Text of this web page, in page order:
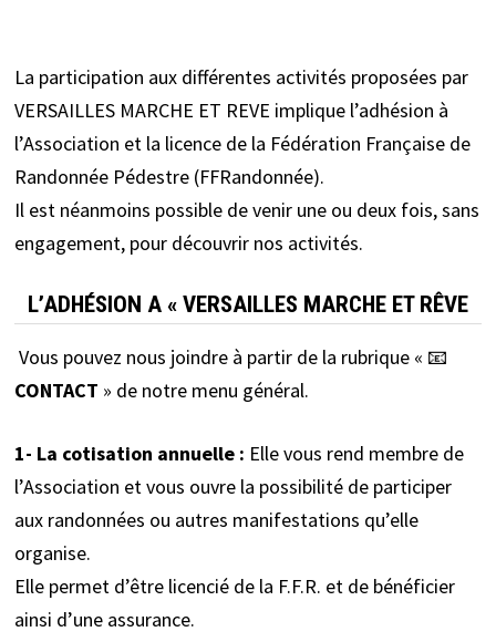
La participation aux différentes activités proposées par
VERSAILLES MARCHE ET REVE implique l’adhésion à
l’Association et la licence de la Fédération Française de
Randonnée Pédestre (FFRandonnée).
Il est néanmoins possible de venir une ou deux fois, sans
engagement, pour découvrir nos activités.
L’ADHÉSION A « VERSAILLES MARCHE ET RÊVE
Vous pouvez nous joindre à partir de la rubrique « 📧
CONTACT » de notre menu général.
1- La cotisation annuelle : Elle vous rend membre de
l’Association et vous ouvre la possibilité de participer
aux randonnées ou autres manifestations qu’elle
organise.
Elle permet d’être licencié de la F.F.R. et de bénéficier
ainsi d’une assurance.